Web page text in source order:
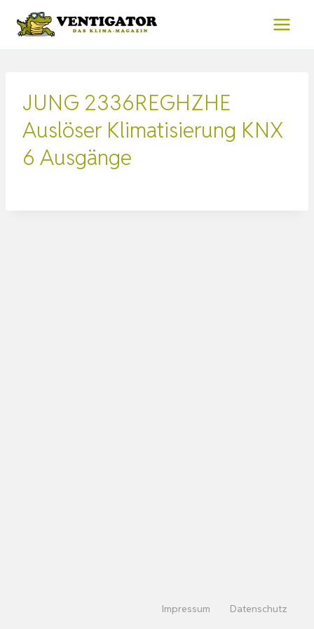
Inhalt
JUNG 2336REGHZHE
Auslöser Klimatisierung KNX
6 Ausgänge
Impressum Datenschutz